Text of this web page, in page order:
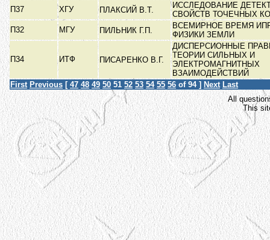
П37
ХГУ ПЛАКСИЙ В.Т.
ИССЛЕДОВАНИЕ
СВОЙСТВ ТОЧЕЧНЫХ
П32
МГУ ПИЛЬНИК Г.П.
ВСЕМИРНОЕ ВРЕМЯ
ФИЗИКИ ЗЕМЛИ
П34 ИТФ ПИСАРЕНКО В.Г.
ДИСПЕРСИОННЫЕ
ТЕОРИИ СИЛЬНЫХ И
ЭЛЕКТРОМАГНИТНЫХ
ВЗАИМОДЕЙСТВИЙ
First Previous [ 47 48 49 50 51 52 53 54 55 56 of 94 ] Next Last
All
This